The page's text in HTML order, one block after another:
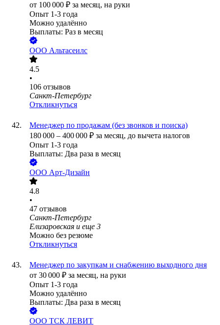
от 100 000 ₽ за месяц, на руки
Опыт 1-3 года
Можно удалённо
Выплаты: Раз в месяц
ООО Альтасеилс
4.5
•
106 отзывов
Санкт-Петербург
Откликнуться
Менеджер по продажам (без звонков и поиска)
180 000 – 400 000 ₽ за месяц, до вычета налогов
Опыт 1-3 года
Выплаты: Два раза в месяц
ООО Арт-Дизайн
4.8
•
47 отзывов
Санкт-Петербург
Елизаровская и еще 3
Можно без резюме
Откликнуться
Менеджер по закупкам и снабжению выходного дня
от 30 000 ₽ за месяц, на руки
Опыт 1-3 года
Можно удалённо
Выплаты: Два раза в месяц
ООО ТСК ЛЕВИТ